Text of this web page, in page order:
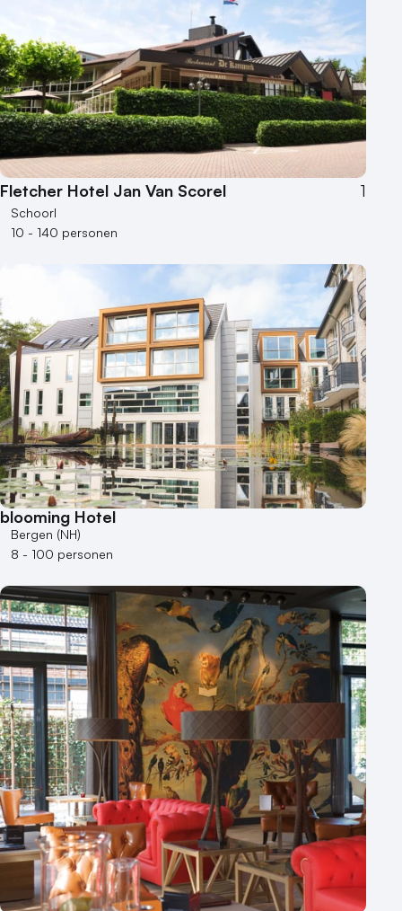
Locaties aan zee
Museum
Theater
Varende locatie
Fletcher Hotel Jan Van Scorel 1
Schoorl
10 - 140 personen
blooming Hotel
Bergen (NH)
8 - 100 personen